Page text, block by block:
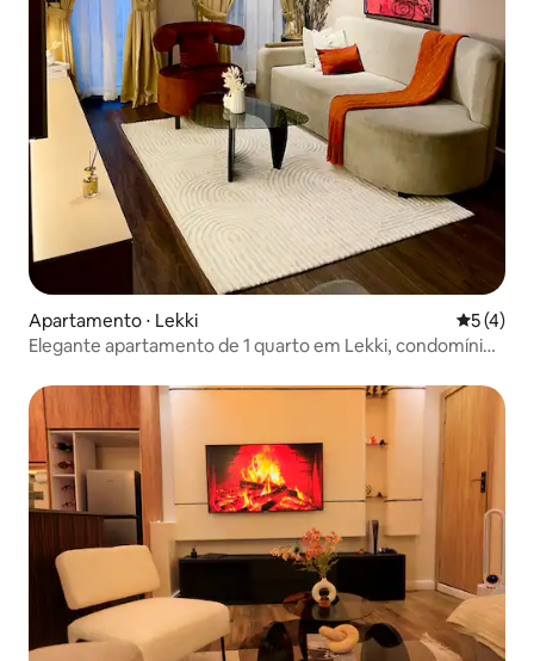
Apartamento ⋅ Lekki 5 de
5 (4)
Elegante apartamento de 1 quarto em Lekki, condomínio